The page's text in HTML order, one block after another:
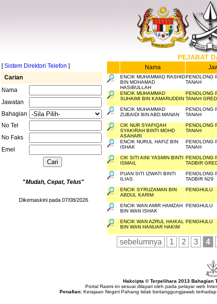
PEJABAT
[Sistem Direktori Telefon ]
Carian
Nama
Jawatan
Bahagian
No Tel
No Faks
Emel
"Mudah, Cepat, Telus"
Dikemaskini pada 07/08/2026
Nama
ENCIK MUHAMMAD RASHID
BIN MOHAMAD
HASIBULLAH
PENOLONG
TANAH
ENCIK MUHAMMAD
SUHAIMI BIN KAMARUDDIN
PENOLONG
TANAH
ENCIK MUHAMMAD
ZUBAIDI BIN ABD.MANAN
PENOLONG
TANAH
CIK NUR SYAFIQAH
SYAKIRAH BINTI MOHD
ASAHARI
PENOLONG
TANAH
ENCIK NURUL HAFIZ BIN
ISHAK
PENOLONG
TANAH
CIK SITI AINI YASMIN BINTI
ISMAIL
PENOLONG
TADBIR
PUAN SITI IZWATI BINTI
ILIAS
PENOLONG
TADBIR N29
ENCIK SYRUZAMAN BIN
ABDUL KARIM
PENGHULU
ENCIK WAN AMIR HAMZAH
BIN WAN ISHAK
PENGHULU
ENCIK WAN AZRUL HAIKAL
BIN WAN HANUAR HAKIM
PENGHULU
sebelumnya 1 2 3 4
Hakcipta © Terpelihara 2013 Bahagian
Portal Rasmi ini sesuai dilayari oleh pada pelayar web
Penafian:Kerajaan Negeri Pahang tidak bertanggungjawab